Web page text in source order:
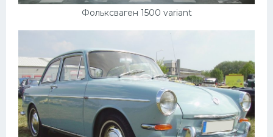
Фольксваген 1500 variant
Шкода
Вертолеты
Мазда
Самокаты